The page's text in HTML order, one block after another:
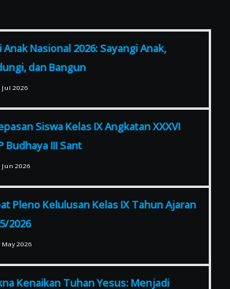
Anak Nasional 2026: Sayangi Anak,
dan Bangun
Jul 2026
Siswa Kelas IX Angkatan XXXVI
Budhaya III Sant
Jun 2026
Pleno Kelulusan Kelas IX Tahun Ajaran
2026
May 2026
Kenaikan Tuhan Yesus: Menjadi